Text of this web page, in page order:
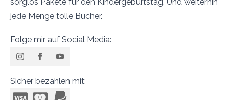
jede Menge tolle Bücher.
Folge mir auf Social Media:
Sicher bezahlen mit: